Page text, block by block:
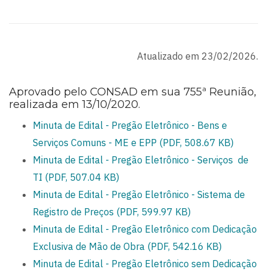
Atualizado em 23/02/2026.
Aprovado pelo CONSAD em sua 755ª Reunião,
realizada em 13/10/2020.
Minuta de Edital - Pregão Eletrônico - Bens e
Serviços Comuns - ME e EPP (PDF, 508.67 KB)
Minuta de Edital - Pregão Eletrônico - Serviços de
TI (PDF, 507.04 KB)
Minuta de Edital - Pregão Eletrônico - Sistema de
Registro de Preços (PDF, 599.97 KB)
Minuta de Edital - Pregão Eletrônico com Dedicação
Exclusiva de Mão de Obra (PDF, 542.16 KB)
Minuta de Edital - Pregão Eletrônico sem Dedicação